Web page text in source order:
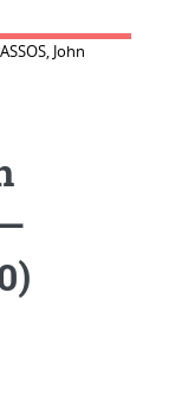
John